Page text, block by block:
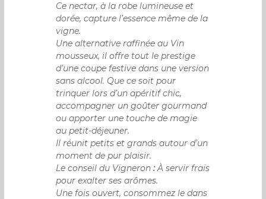
Ce nectar, à la robe lumineuse et
dorée, capture l’essence même de la
vigne.
Une alternative raffinée au Vin
mousseux, il offre tout le prestige
d’une coupe festive dans une version
sans alcool. Que ce soit pour
trinquer lors d’un apéritif chic,
accompagner un goûter gourmand
ou apporter une touche de magie
au petit-déjeuner.
Il réunit petits et grands autour d’un
moment de pur plaisir.
Le conseil du Vigneron:À servir frais
pour exalter ses arômes.
Une fois ouvert, consommez le dans